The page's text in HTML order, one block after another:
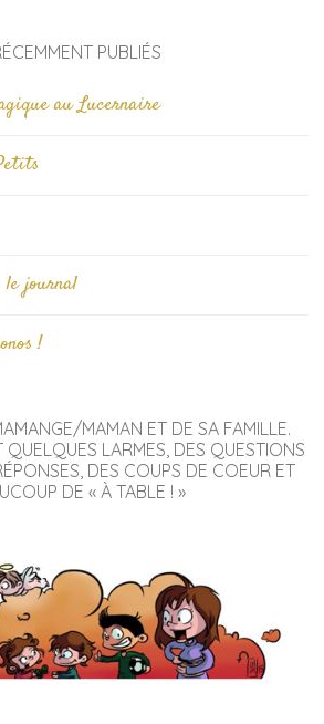
PUBLIÉS
au Lucernaire
le journal
!
MAMAN ET DE SA FAMILLE.
QUELQUES LARMES, DES QUESTIONS
DES COUPS DE COEUR ET
DE « À TABLE ! »